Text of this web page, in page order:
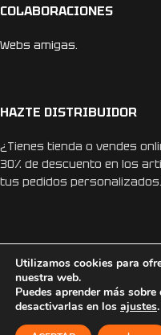
COLABORACIONES
Webs amigas.
HAZTE DISTRIBUIDOR
¿Tienes tienda o vendes
30% de descuento en los
tus pedidos
REDES SOCIALES
Utilizamos cookies para
nuestra web.
Puedes aprender más
desactivarlas en los ajustes.